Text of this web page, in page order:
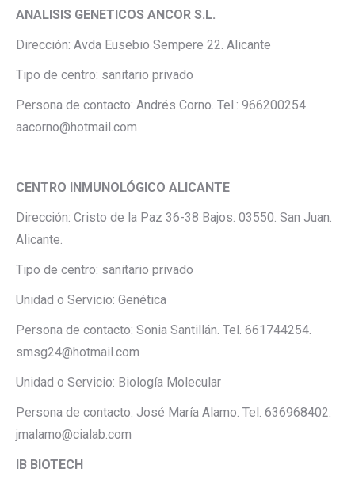
ANALISIS GENETICOS ANCOR S.L.
Dirección: Avda Eusebio Sempere 22. Alicante
Tipo de centro: sanitario privado
Persona de contacto: Andrés Corno. Tel.: 966200254.
aacorno@hotmail.com
CENTRO INMUNOLÓGICO ALICANTE
Dirección: Cristo de la Paz 36-38 Bajos. 03550. San Juan.
Alicante.
Tipo de centro: sanitario privado
Unidad o Servicio: Genética
Persona de contacto: Sonia Santillán. Tel. 661744254.
smsg24@hotmail.com
Unidad o Servicio: Biología Molecular
Persona de contacto: José María Alamo. Tel. 636968402.
jmalamo@cialab.com
IB BIOTECH